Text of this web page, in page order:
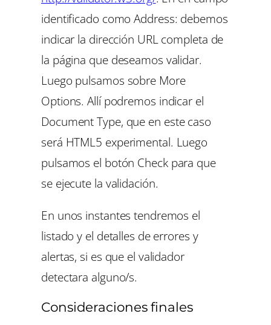
identificado comoAddress: debemos
indicar la dirección URL completa de
la página que deseamos validar.
Luego pulsamos sobre More
Options. Allí podremos indicar el
Document Type, que en este caso
será HTML5 experimental. Luego
pulsamos el botón Checkpara que
se ejecute la validación.
En unos instantes tendremos el
listado y el detalles de errores y
alertas, si es que el validador
detectara alguno/s.
Consideraciones finales